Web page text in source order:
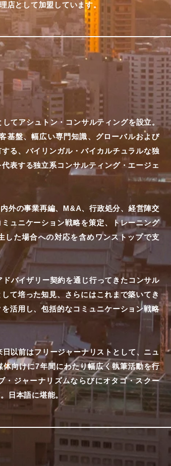
として加盟しています。
てアシュトン・コンサルティングを設立。
基盤、幅広い専門知識、グローバルおよび
る、バイリンガル・バイカルチュラルな独
表する独立系コンサルティング・エージェ
外の事業再編、M&A、行政処分、経営陣交
ュニケーション戦略を策定、トレーニング
した場合への対応を含めワンストップで支
バイザリー契約を通じ行ってきたコンサル
て培った知見、さらにはこれまで築いてき
活用し、包括的なコミュニケーション戦略
以前はフリージャーナリストとして、ニュ
向けに7年間にわたり幅広く執筆活動を行
・ジャーナリズムならびにオタゴ・スクー
日本語に堪能。